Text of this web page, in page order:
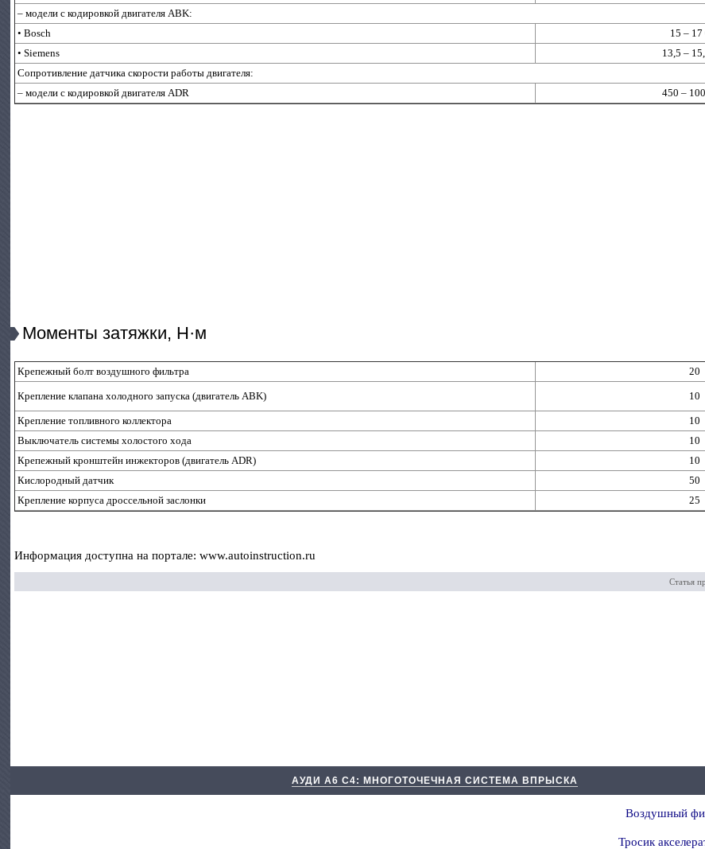
– модели с кодировкой двигателя ABK:
• Bosch
15 –
• Siemens
13,5 –
Сопротивление датчика скорости работы двигателя:
– модели с кодировкой двигателя ADR
450 –
Моменты затяжки, Н·м
Крепежный болт воздушного фильтра 20
Крепление клапана холодного запуска (двигатель ABK) 10
Крепление топливного коллектора
10
Выключатель системы холостого хода
10
Крепежный кронштейн инжекторов (двигатель ADR)
10
Кислородный датчик
50
Крепление корпуса дроссельной заслонки
25
Информация доступна на портале: www.autoinstruction.ru
Статья
АУДИ А6 С4: МНОГОТОЧЕЧНАЯ СИСТЕМА ВПРЫСКА
Воздушный
Тросик